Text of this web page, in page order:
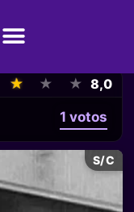
★
★ ★
★ ★
★ 8,0
1 votos
S/C